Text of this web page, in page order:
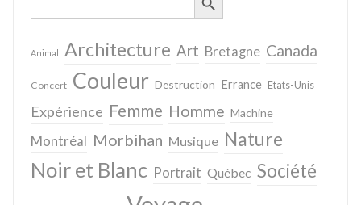
Animal Architecture Art Bretagne Canada
Concert Couleur Destruction Errance Etats-Unis
Expérience Femme Homme Machine
Montréal Morbihan Musique Nature
Noir et Blanc Portrait Québec Société